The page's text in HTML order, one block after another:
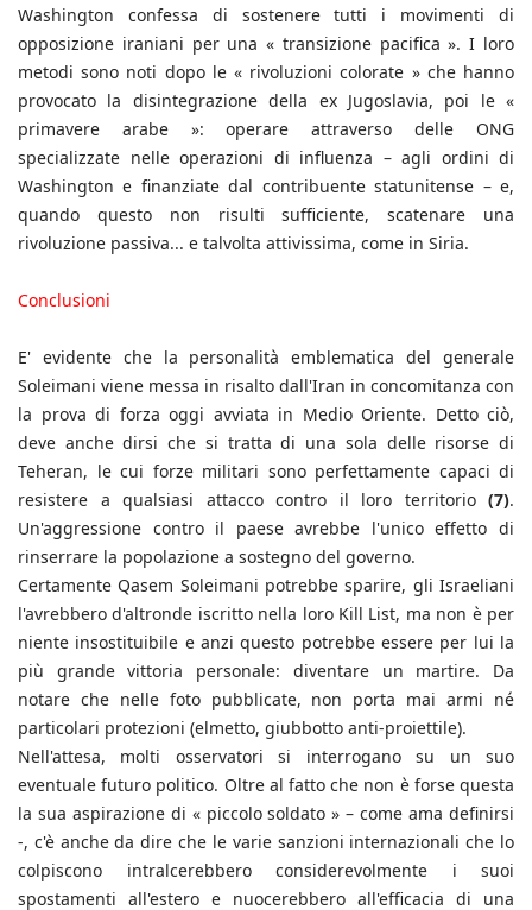
Washington confessa di sostenere tutti i movimenti di
opposizione iraniani per una « transizione pacifica ». I loro
metodi sono noti dopo le « rivoluzioni colorate » che hanno
provocato la disintegrazione della ex Jugoslavia, poi le «
primavere arabe »: operare attraverso delle ONG
specializzate nelle operazioni di influenza – agli ordini di
Washington e finanziate dal contribuente statunitense – e,
quando questo non risulti sufficiente, scatenare una
rivoluzione passiva... e talvolta attivissima, come in Siria.
Conclusioni
E' evidente che la personalità emblematica del generale
Soleimani viene messa in risalto dall'Iran in concomitanza con
la prova di forza oggi avviata in Medio Oriente. Detto ciò,
deve anche dirsi che si tratta di una sola delle risorse di
Teheran, le cui forze militari sono perfettamente capaci di
resistere a qualsiasi attacco contro il loro territorio (7).
Un'aggressione contro il paese avrebbe l'unico effetto di
rinserrare la popolazione a sostegno del governo.
Certamente Qasem Soleimani potrebbe sparire, gli Israeliani
l'avrebbero d'altronde iscritto nella loro Kill List, ma non è per
niente insostituibile e anzi questo potrebbe essere per lui la
più grande vittoria personale: diventare un martire. Da
notare che nelle foto pubblicate, non porta mai armi né
particolari protezioni (elmetto, giubbotto anti-proiettile).
Nell'attesa, molti osservatori si interrogano su un suo
eventuale futuro politico. Oltre al fatto che non è forse questa
la sua aspirazione di « piccolo soldato » – come ama definirsi
-, c'è anche da dire che le varie sanzioni internazionali che lo
colpiscono intralcerebbero considerevolmente i suoi
spostamenti all'estero e nuocerebbero all'efficacia di una